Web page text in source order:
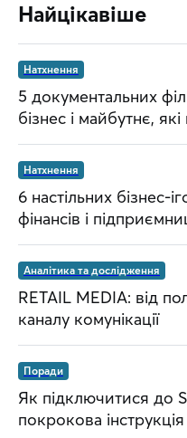
Найцікавіше
Натхнення
5 документальних
бізнес і майбутнє,
Натхнення
6 настільних бізнес-
фінансів і
Аналітика та дослідження
RETAIL MEDIA: від
каналу комунікації
Поради
Як підключитися до
покрокова інструкція